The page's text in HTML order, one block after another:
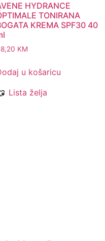
HYDRANCE
TONIRANA
KREMA SPF30 40
KM
u košaricu
Lista želja